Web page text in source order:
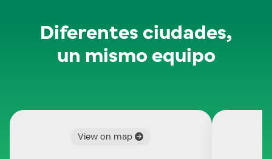
Diferentes ciudades,
un mismo equipo
View on map